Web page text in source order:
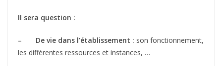
Il sera question :
– De vie dans l’établissement : son fonctionnement,
les différentes ressources et instances, …